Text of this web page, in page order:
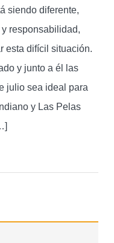
siendo diferente,
responsabilidad,
esta difícil situación.
y junto a él las
julio sea ideal para
y Las Pelas